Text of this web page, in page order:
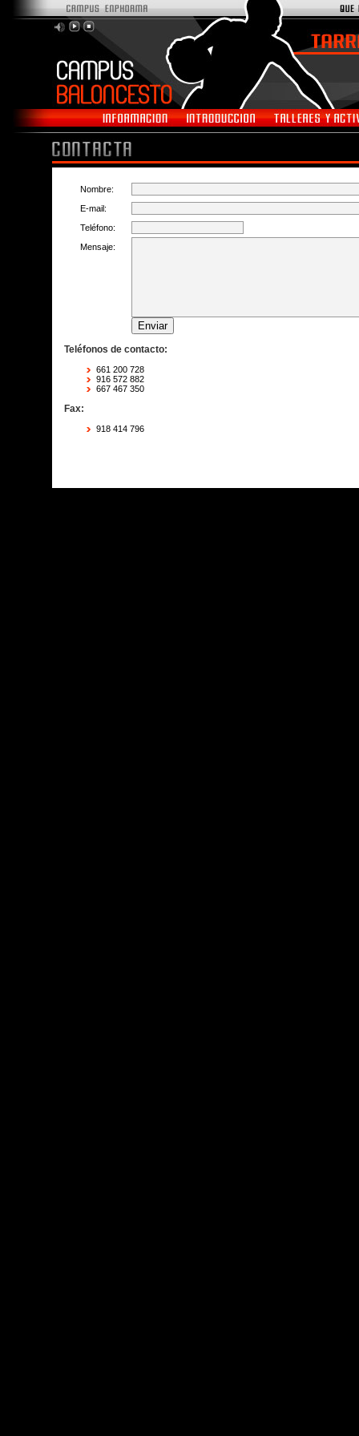
Nombre:
E-mail:
Teléfono:
Mensaje:
Teléfonos de contacto:
661 200 728
916 572 882
667 467 350
Fax:
918 414 796